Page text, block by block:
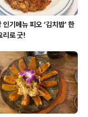
인기메뉴 피오 ‘김치밥’ 한
리로 굿!